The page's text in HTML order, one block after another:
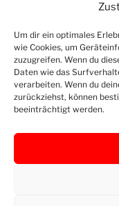
Um dir ein optimales
wie Cookies, um
zuzugreifen. Wenn du
Daten wie das
verarbeiten. Wenn du
zurückziehst, können
beeinträchtigt werden.
Minimal
Pendelmann
Samstag
Vinyl